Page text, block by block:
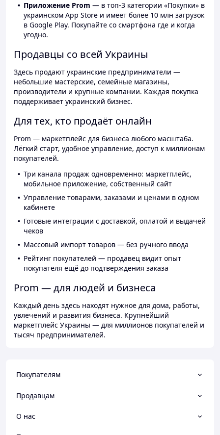
Приложение Prom — в топ-3 категории «Покупки» в
украинском App Store и имеет более 10 млн загрузок
в Google Play. Покупайте со смартфона где и когда
угодно.
Продавцы со всей Украины
Здесь продают украинские предприниматели —
небольшие мастерские, семейные магазины,
производители и крупные компании. Каждая покупка
поддерживает украинский бизнес.
Для тех, кто продаёт онлайн
Prom — маркетплейс для бизнеса любого масштаба.
Лёгкий старт, удобное управление, доступ к миллионам
покупателей.
Три канала продаж одновременно: маркетплейс,
мобильное приложение, собственный сайт
Управление товарами, заказами и ценами в одном
кабинете
Готовые интеграции с доставкой, оплатой и выдачей
чеков
Массовый импорт товаров — без ручного ввода
Рейтинг покупателей — продавец видит опыт
покупателя ещё до подтверждения заказа
Prom — для людей и бизнеса
Каждый день здесь находят нужное для дома, работы,
увлечений и развития бизнеса. Крупнейший
маркетплейс Украины — для миллионов покупателей и
тысяч предпринимателей.
Покупателям
Продавцам
О нас